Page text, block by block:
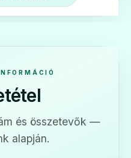
—
és összetevők —
alapján.